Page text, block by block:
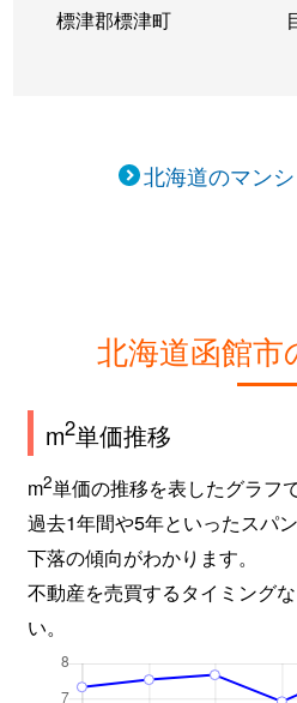
標津郡標津町
北海道のマン
北海道函館市
m2単価推移
m2単価の推移を表したグラフで
過去1年間や5年といったスパ
下落の傾向がわかります。
不動産を売買するタイミング
い。